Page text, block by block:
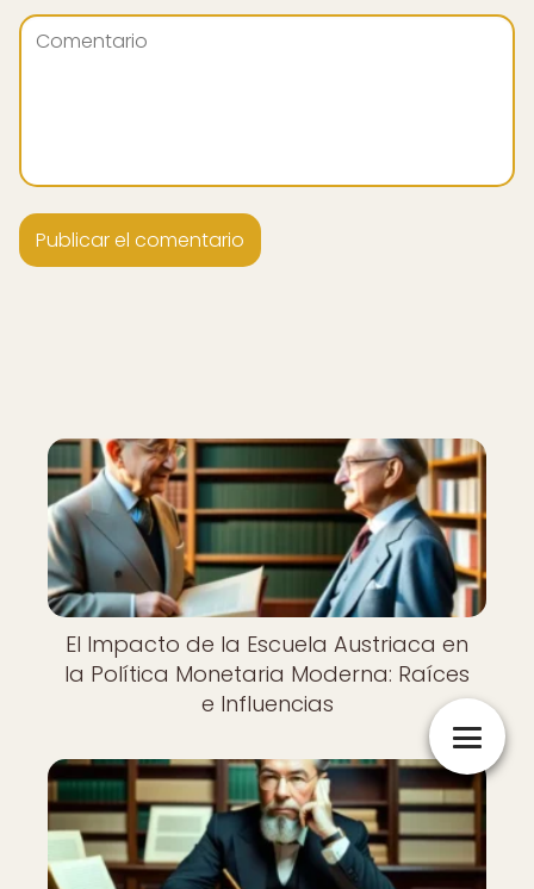
El Impacto de la Escuela Austriaca en
la Política Monetaria Moderna: Raíces
e Influencias